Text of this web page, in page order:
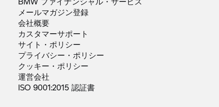
メールマガジン登録
会社概要
カスタマーサポート
サイト・ポリシー
プライバシー・ポリシー
クッキー・ポリシー
運営会社
ISO 9001:2015認証書